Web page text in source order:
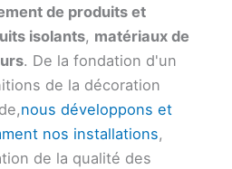
de produits et
isolants, matériaux de
. De la fondation d'un
de la décoration
nous développons et
nos installations,
de la qualité des